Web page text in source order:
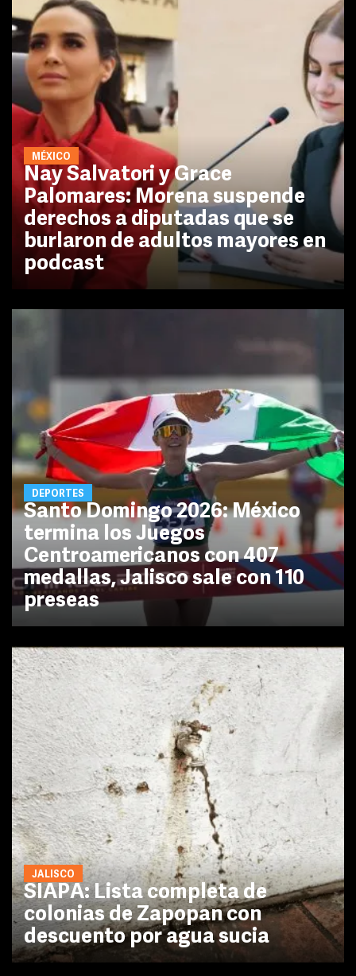
MÉXICO
Nay Salvatori y Grace
Palomares: Morena suspende
derechos a diputadas que se
burlaron de adultos mayores en
podcast
DEPORTES
Santo Domingo 2026: México
termina los Juegos
Centroamericanos con 407
medallas, Jalisco sale con 110
preseas
JALISCO
SIAPA: Lista completa de
colonias de Zapopan con
descuento por agua sucia